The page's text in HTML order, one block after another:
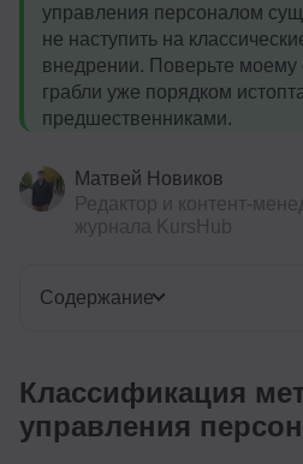
управления персоналом
не наступить на
внедрении. Поверьте моему
грабли уже порядком
предшественниками.
Матвей Новиков
Редактор и контент-
журнала KursHub
Содержание
Классификация
управления